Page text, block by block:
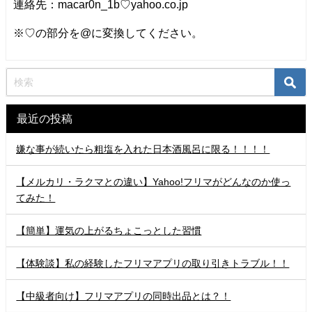
連絡先：macar0n_1b♡yahoo.co.jp
※♡の部分を@に変換してください。
最近の投稿
嫌な事が続いたら粗塩を入れた日本酒風呂に限る！！！！
【メルカリ・ラクマとの違い】Yahoo!フリマがどんなのか使っ
てみた！
【簡単】運気の上がるちょこっとした習慣
【体験談】私の経験したフリマアプリの取り引きトラブル！！
【中級者向け】フリマアプリの同時出品とは？！